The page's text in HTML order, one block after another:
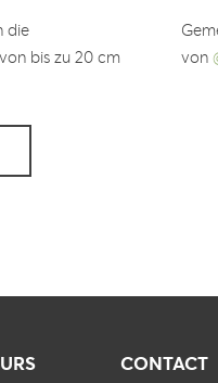
die
bis zu 20 cm
von
CONTACT